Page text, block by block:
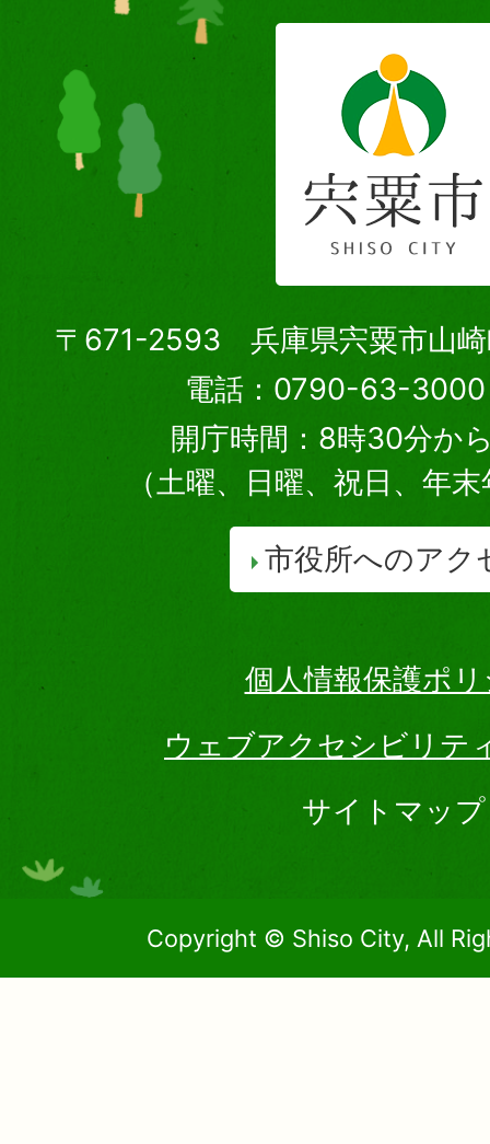
〒671-2593 兵庫県宍粟市山崎
電話：0790-63-3000
開庁時間：8時30分か
（土曜、日曜、祝日、年
市役所へのアク
個人情報保護ポ
ウェブアクセシビリテ
サイトマップ
Copyright © Shiso City, All